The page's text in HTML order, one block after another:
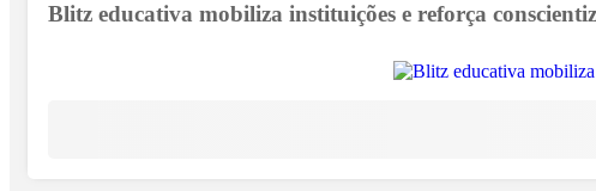
Blitz educativa mobiliza instituições e reforça